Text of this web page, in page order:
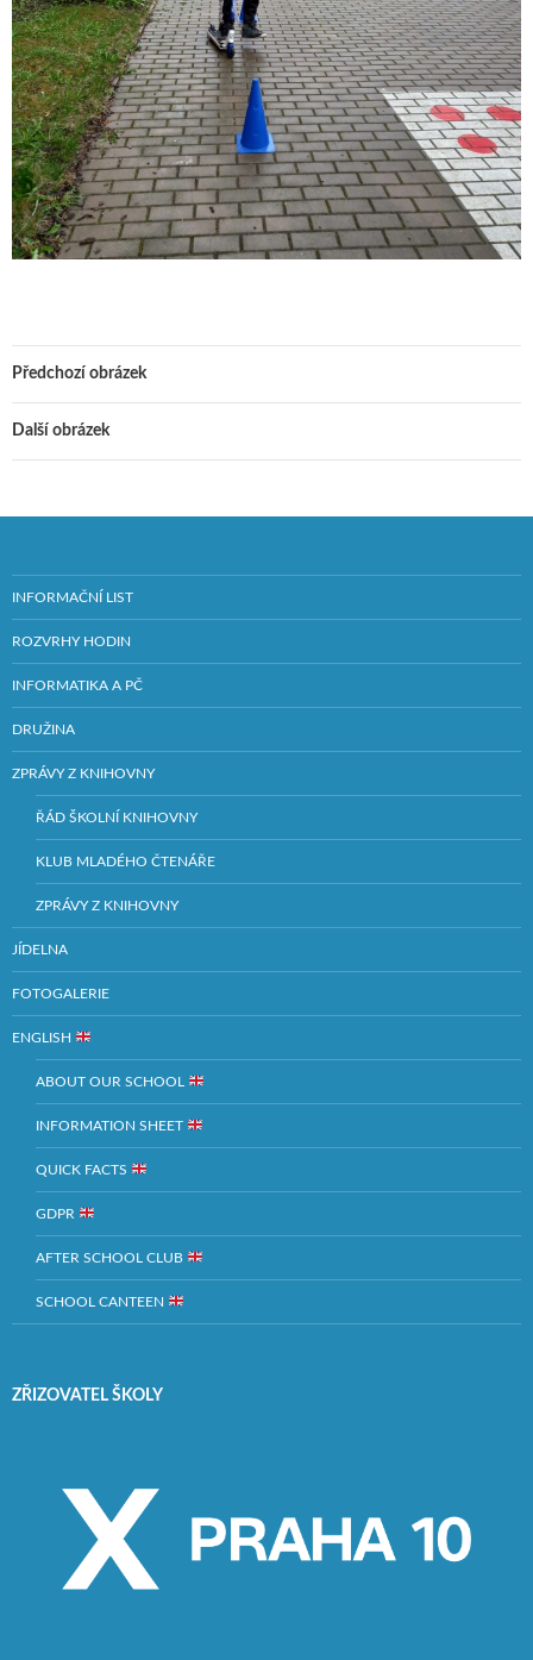
Předchozí obrázek
Další obrázek
INFORMAČNÍ LIST
ROZVRHY HODIN
INFORMATIKA A PČ
DRUŽINA
ZPRÁVY Z KNIHOVNY
ŘÁD ŠKOLNÍ KNIHOVNY
KLUB MLADÉHO ČTENÁŘE
ZPRÁVY Z KNIHOVNY
JÍDELNA
FOTOGALERIE
ENGLISH
ABOUT OUR SCHOOL
INFORMATION SHEET
QUICK FACTS
GDPR
AFTER SCHOOL CLUB
SCHOOL CANTEEN
ZŘIZOVATEL ŠKOLY